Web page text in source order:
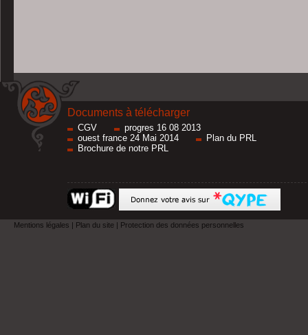
Documents à télécharger
CGV
progres 16 08 2013
ouest france 24 Mai 2014
Plan du PRL
Brochure de notre PRL
Mentions légales | Plan du site | Protection des données personnelles